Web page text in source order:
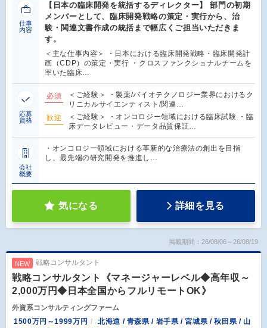
仕事
内容
【日本の臨床開発を統括するディレクター】 部門の初期
メンバーとして、臨床開発戦略の策定・実行から、治
験・関連文書作成の統括まで幅広くご担当いただきま
す。
＜主な仕事内容＞ ・日本における臨床開発戦略・臨床開発計
画（CDP）の策定・実行 ・クロスファンクショナルチームを
率いた臨床…
応募
資格
必須
＜ご経験＞ ・製薬/バイオテクノロジー業界におけるク
リニカルサイエンティスト/関連…
歓迎
＜ご経験＞ ・オンコロジー領域における臨床試験 ・臨
床データレビュー・データ品質保証…
会社
概要
・オンコロジー領域における革新的な治療法の創出を目指
し、最先端の研究開発を推進し…
気になる 詳細を見る
掲載期間：26/08/06～26/08/19
NEW 戦略コンサルタント
戦略コンサルタント《マネージャーレベル◆高年収～
2,000万円◆日本全国からフルリモートOK》
外資系コンサルティングファーム
1500万円～1999万円
北海道 / 青森県 / 岩手県 / 宮城県 / 秋田県 / 山